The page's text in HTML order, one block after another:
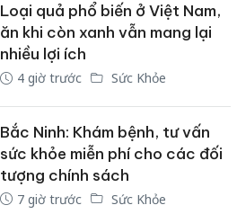
Loại quả phổ biến ở Việt Nam,
ăn khi còn xanh vẫn mang lại
nhiều lợi ích
4 giờ trước Sức Khỏe
Bắc Ninh: Khám bệnh, tư vấn
sức khỏe miễn phí cho các đối
tượng chính sách
7 giờ trước Sức Khỏe